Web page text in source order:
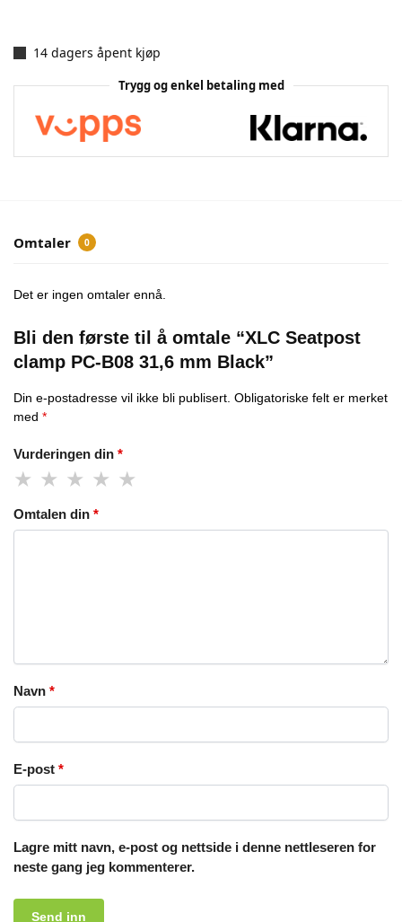
14 dagers åpent kjøp
Trygg og enkel betaling med
Omtaler 0
Det er ingen omtaler ennå.
Bli den første til å omtale “XLC Seatpost
clamp PC-B08 31,6 mm Black”
Din e-postadresse vil ikke bli publisert. Obligatoriske felt er merket
med *
Vurderingen din *
Omtalen din *
Navn *
E-post *
Lagre mitt navn, e-post og nettside i denne nettleseren for
neste gang jeg kommenterer.